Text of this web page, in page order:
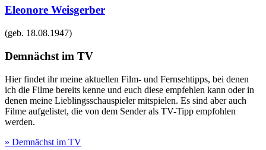
Eleonore Weisgerber
(geb. 18.08.1947)
Demnächst im TV
Hier findet ihr meine aktuellen Film- und Fernsehtipps, bei denen
ich die Filme bereits kenne und euch diese empfehlen kann oder in
denen meine Lieblingsschauspieler mitspielen. Es sind aber auch
Filme aufgelistet, die von dem Sender als TV-Tipp empfohlen
werden.
» Demnächst im TV